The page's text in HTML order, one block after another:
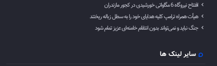
افتتاح نیروگاه 6 مگاواتی خورشیدی در کجور مازندران
هیأت همراه ترامپ کلیه هدایای خود را به سطل زباله ریختند
جنگ نباید و نمی‌تواند بدون انتقام خامنه‌ای عزیز تمام شود
سایر لینک ها